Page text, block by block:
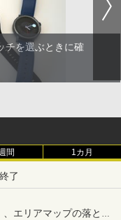
チを選ぶときに確
間 1カ月
了
エリアマップの落とし